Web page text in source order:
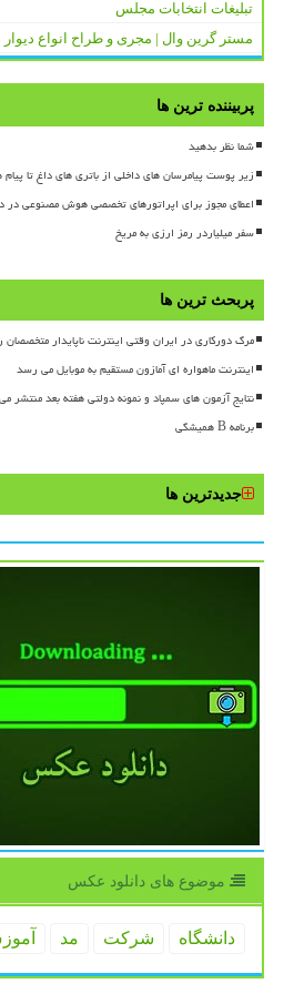
تبلیغات انتخابات مجلس
مستر گرین وال | مجری و طراح انواع دیوار
پربیننده ترین ها
شما نظر بدهید
زیر پوست پیامرسان های داخلی از باتری های داغ تا
اعطای مجوز برای اپراتورهای تخصصی هوش مصنوعی در
سفر میلیاردر رمز ارزی به مریخ
پربحث ترین ها
مرگ دورکاری در ایران وقتی اینترنت ناپایدار متخصصان
اینترنت ماهواره ای آمازون مستقیم به موبایل می رسد
نتایج آزمون های سمپاد و نمونه دولتی هفته بعد منتشر
برنامه B همیشگی
جدیدترین ها
موضوع های دانلود عكس
دانشگاه شركت مد